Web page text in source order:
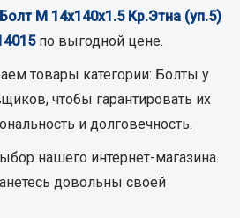
Болт М 14х140х1.5 Кр.Этна (уп.5)
по выгодной цене.
товары категории: Болты у
чтобы гарантировать их
и долговечность.
нашего интернет-магазина.
довольны своей